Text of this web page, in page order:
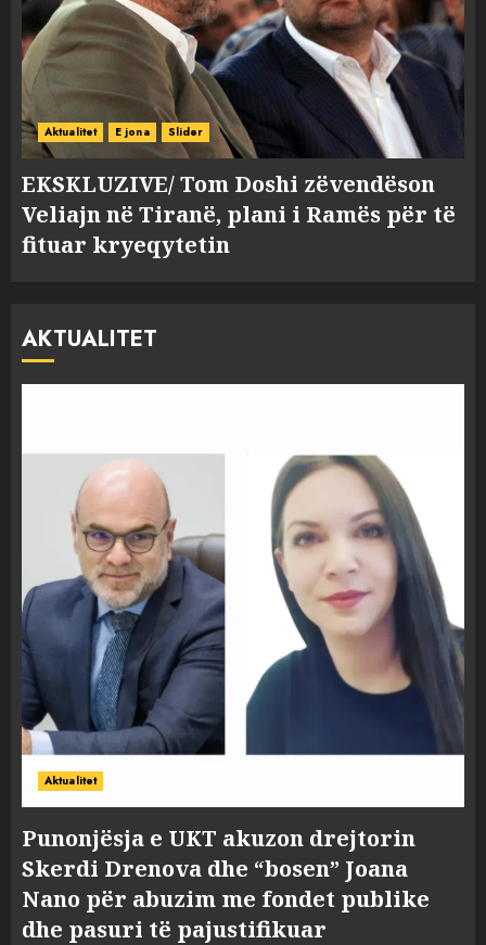
Aktualitet E jona Slider
EKSKLUZIVE/ Tom Doshi zëvendëson
Veliajn në Tiranë, plani i Ramës për të
fituar kryeqytetin
AKTUALITET
Aktualitet
Punonjësja e UKT akuzon drejtorin
Skerdi Drenova dhe “bosen” Joana
Nano për abuzim me fondet publike
dhe pasuri të pajustifikuar